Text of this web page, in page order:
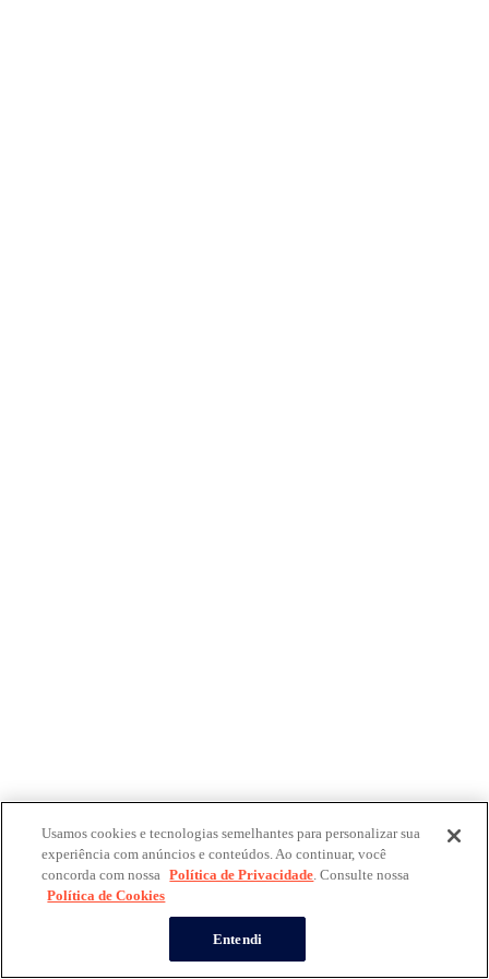
Usamos cookies e tecnologias semelhantes para personalizar sua
experiência com anúncios e conteúdos. Ao continuar, você
concorda com nossa Política de Privacidade. Consulte nossa
Política de Cookies
Entendi